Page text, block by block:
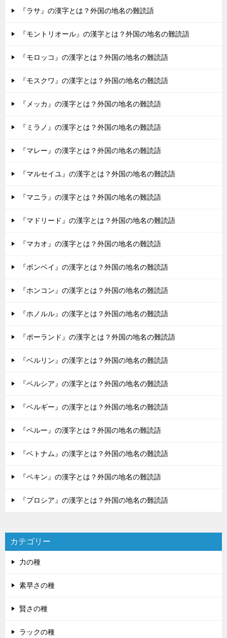
『ラサ』の漢字とは？外国の地名の難読語
『モントリオール』の漢字とは？外国の地名の難読語
『モロッコ』の漢字とは？外国の地名の難読語
『モスクワ』の漢字とは？外国の地名の難読語
『メッカ』の漢字とは？外国の地名の難読語
『ミラノ』の漢字とは？外国の地名の難読語
『マレー』の漢字とは？外国の地名の難読語
『マルセイユ』の漢字とは？外国の地名の難読語
『マニラ』の漢字とは？外国の地名の難読語
『マドリード』の漢字とは？外国の地名の難読語
『マカオ』の漢字とは？外国の地名の難読語
『ボンベイ』の漢字とは？外国の地名の難読語
『ホンコン』の漢字とは？外国の地名の難読語
『ホノルル』の漢字とは？外国の地名の難読語
『ポーランド』の漢字とは？外国の地名の難読語
『ベルリン』の漢字とは？外国の地名の難読語
『ペルシア』の漢字とは？外国の地名の難読語
『ベルギー』の漢字とは？外国の地名の難読語
『ペルー』の漢字とは？外国の地名の難読語
『ベトナム』の漢字とは？外国の地名の難読語
『ペキン』の漢字とは？外国の地名の難読語
『プロシア』の漢字とは？外国の地名の難読語
カテゴリー
力の種
素早さの種
賢さの種
ラックの種